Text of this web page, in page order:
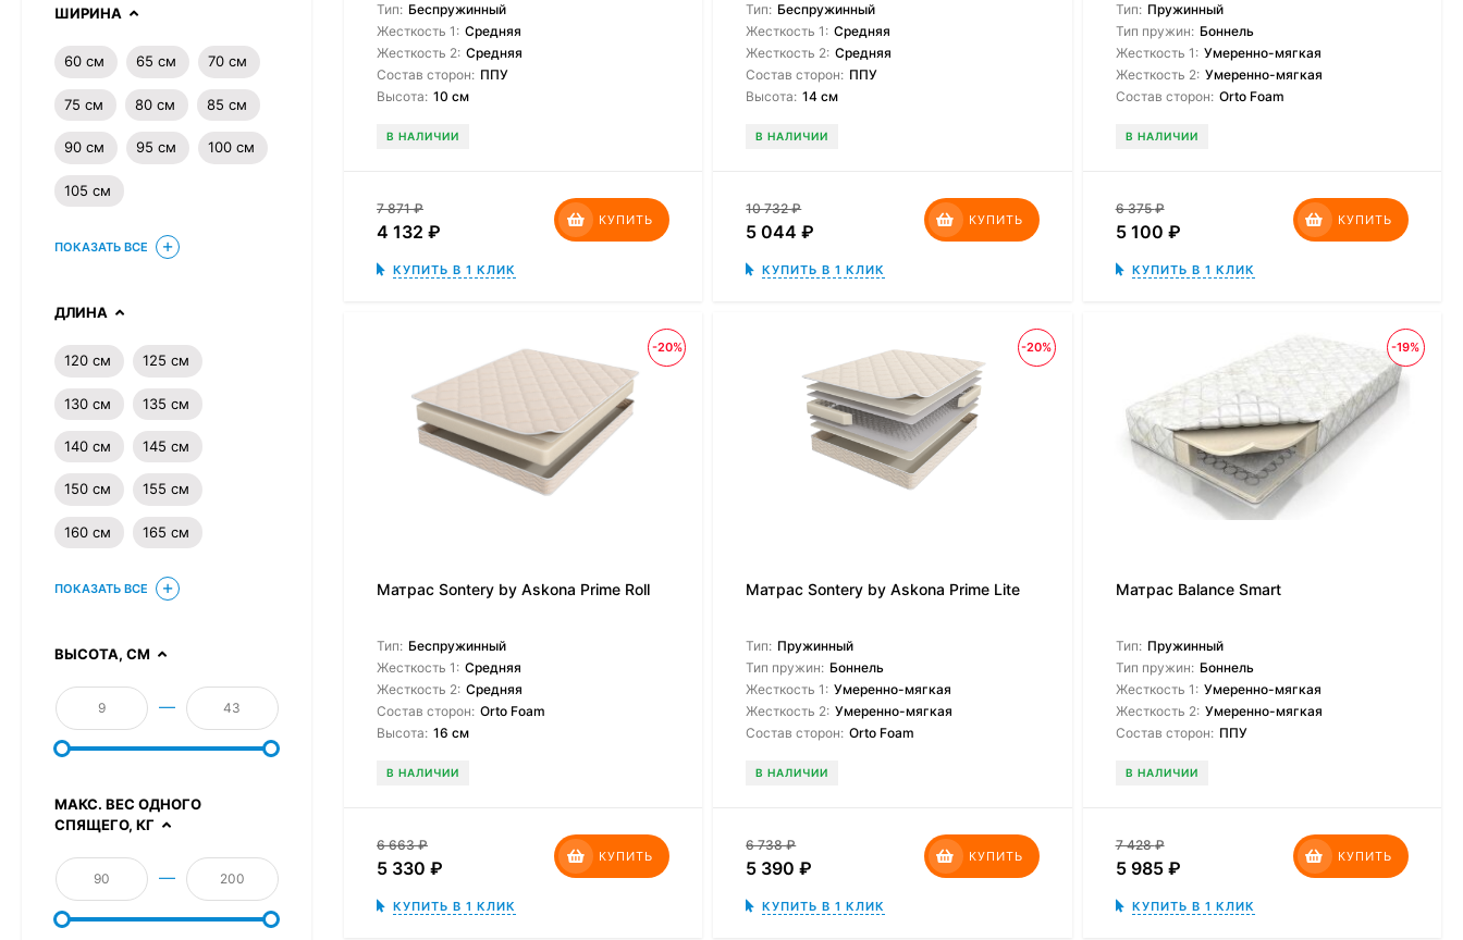
Тип: Беспружинный
Жесткость 1: Средняя
Жесткость 2: Средняя
Состав сторон: ППУ
Высота: 10 см
В НАЛИЧИИ
7 871₽
4 132 ₽
КУПИТЬ
КУПИТЬ В 1 КЛИК
Тип: Беспружинный
Жесткость 1: Средняя
Жесткость 2: Средняя
Состав сторон: ППУ
Высота: 14 см
В НАЛИЧИИ
10 732₽
5 044₽
КУПИТЬ
КУПИТЬ В 1 КЛИК
Тип: Пружинный
Тип пружин: Боннель
Жесткость 1: Умеренно-мягкая
Жесткость 2: Умеренно-мягкая
Состав сторон: Orto Foam
В НАЛИЧИИ
6 375₽
5 100 ₽
КУПИТЬ
КУПИТЬ В 1 КЛИК
-20%
Матрас Sontery by Askona Prime Roll
Тип: Беспружинный
Жесткость 1: Средняя
Жесткость 2: Средняя
Состав сторон: Orto Foam
Высота: 16 см
В НАЛИЧИИ
6 663₽
5 330 ₽
КУПИТЬ
КУПИТЬ В 1 КЛИК
-20%
Матрас Sontery by Askona Prime Lite
Тип: Пружинный
Тип пружин: Боннель
Жесткость 1: Умеренно-мягкая
Жесткость 2: Умеренно-мягкая
Состав сторон: Orto Foam
В НАЛИЧИИ
6 738₽
5 390₽
КУПИТЬ
КУПИТЬ В 1 КЛИК
-19%
Матрас Balance Smart
Тип: Пружинный
Тип пружин: Боннель
Жесткость 1: Умеренно-мягкая
Жесткость 2: Умеренно-мягкая
Состав сторон: ППУ
В НАЛИЧИИ
7 428₽
5 985 ₽
КУПИТЬ
КУПИТЬ В 1 КЛИК
ШИРИНА
60 см 65 см 70 см
75 см 80 см 85 см
90 см 95 см 100 см
105 см
ПОКАЗАТЬ ВСЕ
ДЛИНА
120 см 125 см
130 см 135 см
140 см 145 см
150 см 155 см
160 см 165 см
ПОКАЗАТЬ ВСЕ
ВЫСОТА, СМ
—
МАКС. ВЕС ОДНОГО
СПЯЩЕГО, КГ
—